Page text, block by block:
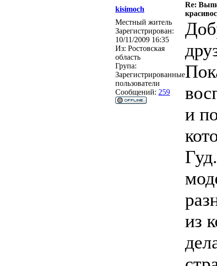
kisimoch
Re:
Местный житель
Зарегистрирован:
10/11/2009 16:35
Из: Ростовская
область
Група:
Зарегистрированные
пользователи
Сообщений: 259
и
из